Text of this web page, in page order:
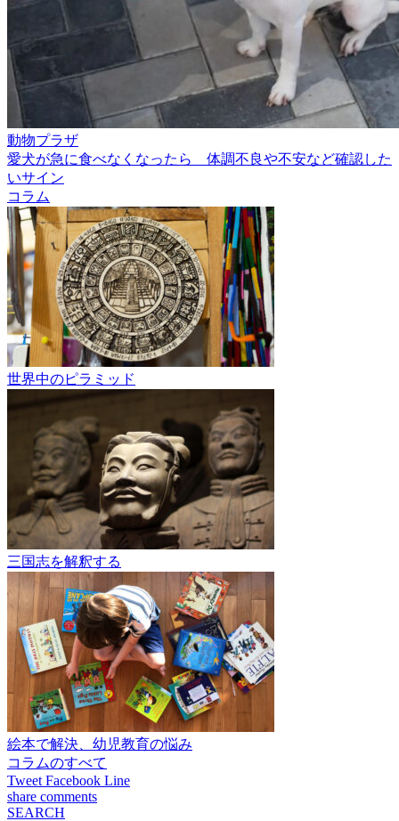
動物プラザ
愛犬が急に食べなくなったら 体調不良や不安など確認した
いサイン
コラム
世界中のピラミッド
三国志を解釈する
絵本で解決、幼児教育の悩み
コラムのすべて
Tweet Facebook Line
share comments
SEARCH